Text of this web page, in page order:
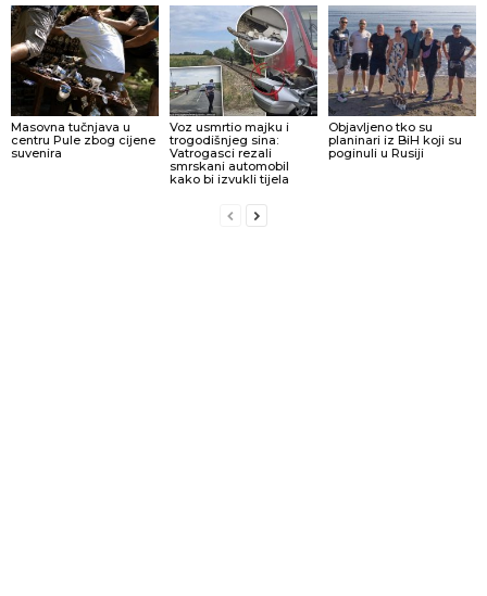
Masovna tučnjava u
centru Pule zbog cijene
suvenira
Voz usmrtio majku i
trogodišnjeg sina:
Vatrogasci rezali
smrskani automobil
kako bi izvukli tijela
Objavljeno tko su
planinari iz BiH koji su
poginuli u Rusiji